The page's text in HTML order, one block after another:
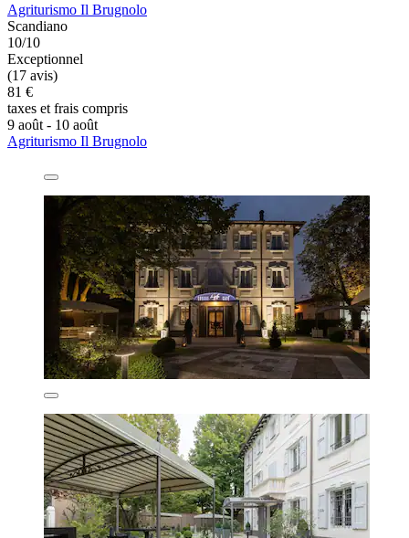
Agriturismo Il Brugnolo
Scandiano
10/10
Exceptionnel
(17 avis)
81 €
taxes et frais compris
9 août - 10 août
Agriturismo Il Brugnolo